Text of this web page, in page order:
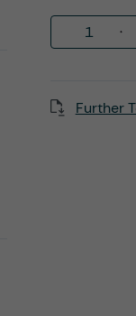
Further